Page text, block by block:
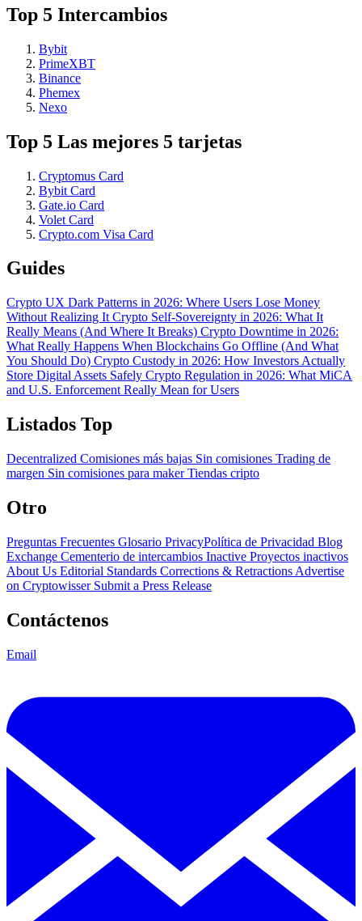
Top 5 Intercambios
Bybit
PrimeXBT
Binance
Phemex
Nexo
Top 5 Las mejores 5 tarjetas
Cryptomus Card
Bybit Card
Gate.io Card
Volet Card
Crypto.com Visa Card
Guides
Crypto UX Dark Patterns in 2026: Where Users Lose Money
Without Realizing It Crypto Self-Sovereignty in 2026: What It
Really Means (And Where It Breaks) Crypto Downtime in 2026:
What Really Happens When Blockchains Go Offline (And What
You Should Do) Crypto Custody in 2026: How Investors Actually
Store Digital Assets Safely Crypto Regulation in 2026: What MiCA
and U.S. Enforcement Really Mean for Users
Listados Top
Decentralized Comisiones más bajas Sin comisiones Trading de
margen Sin comisiones para makerTiendas cripto
Otro
Preguntas Frecuentes Glosario PrivacyPolítica de Privacidad Blog
Exchange Cementerio de intercambios Inactive Proyectos inactivos
About Us Editorial Standards Corrections & Retractions Advertise
on Cryptowisser Submit a Press Release
Contáctenos
Email